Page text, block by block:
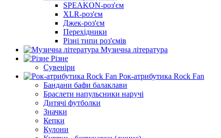
SPEAKON-роз'єм
XLR-роз'єм
Джек-роз'єм
Перехідники
Різні типи роз'ємів
Музична література
Різне
Сувеніри
Рок-атрибутика Rock Fan
Бандани бафи балаклави
Браслети напульсники наручі
Дитячі футболки
Значки
Кепки
Кулони